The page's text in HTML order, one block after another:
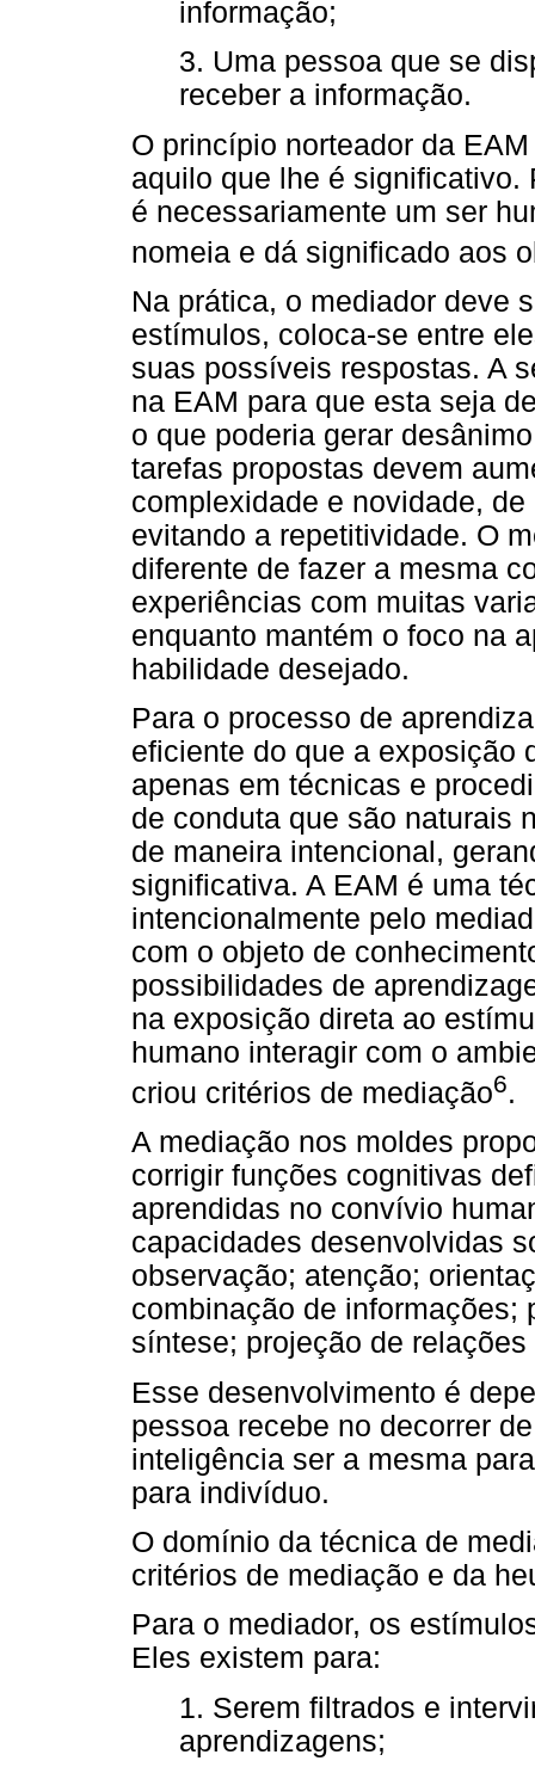
informação;
3. Uma pessoa que se
receber a informação.
O princípio norteador da
aquilo que lhe é significativo.
é necessariamente um ser
nomeia e dá significado aos
Na prática, o mediador deve
estímulos, coloca-se entre
suas possíveis respostas. A
na EAM para que esta seja
o que poderia gerar
tarefas propostas devem
complexidade e novidade,
evitando a repetitividade. O
diferente de fazer a mesma
experiências com muitas
enquanto mantém o foco na
habilidade desejado.
Para o processo de
eficiente do que a exposição
apenas em técnicas e
de conduta que são naturais
de maneira intencional,
significativa. A EAM é uma
intencionalmente pelo
com o objeto de
possibilidades de
na exposição direta ao
humano interagir com o
criou critérios de mediação6.
A mediação nos moldes
corrigir funções cognitivas
aprendidas no convívio
capacidades desenvolvidas
observação; atenção;
combinação de
síntese; projeção de
Esse desenvolvimento é
pessoa recebe no decorrer
inteligência ser a mesma
para indivíduo.
O domínio da técnica de
critérios de mediação e da
Para o mediador, os
Eles existem para:
1. Serem filtrados e
aprendizagens;